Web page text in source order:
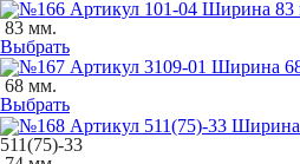
83 мм.
Выбрать
68 мм.
Выбрать
511(75)-33